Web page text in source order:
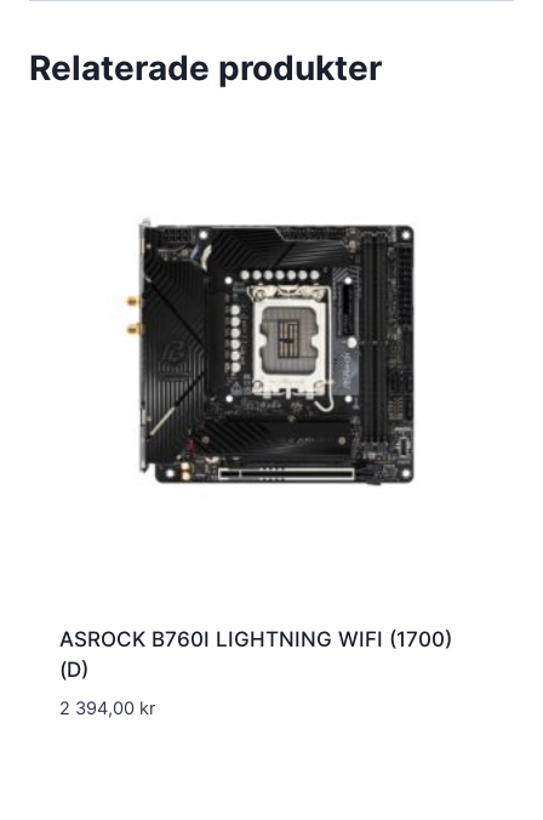
Relaterade produkter
ASROCK B760I LIGHTNING WIFI (1700)
(D)
2 394,00 kr